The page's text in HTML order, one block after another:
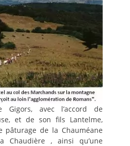
Gigors, avec l’accord de
et de son fils Lantelme,
pâturage de la Chauméane
Chaudière , ainsi qu’une